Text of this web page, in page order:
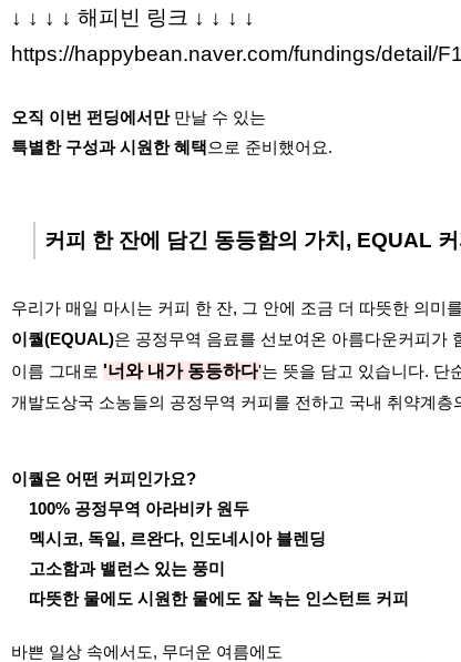
↓ ↓ ↓ ↓ 해피빈 링크 ↓ ↓ ↓ ↓
​https://happybean.naver.com/fundings/detail/
오직 이번 펀딩에서만만날 수 있는
특별한 구성과 시원한 혜택 으로 준비했어요.
커피 한 잔에 담긴 동등함의 가치, EQUAL 커
우리가 매일 마시는 커피 한 잔, 그 안에 조금 더 따뜻한 의미
이퀄(EQUAL)은 공정무역 음료를 선보여온 아름다운커피가
이름 그대로 '너와 내가 동등하다'는 뜻을 담고 있습니다. 단
개발도상국 소농들의 공정무역 커피를 전하고 국내 취약계
이퀄은 어떤 커피인가요?
100% 공정무역 아라비카 원두
멕시코, 독일, 르완다, 인도네시아 블렌딩
고소함과 밸런스 있는 풍미
따뜻한 물에도 시원한 물에도 잘 녹는 인스턴트 커피
바쁜 일상 속에서도, 무더운 여름에도